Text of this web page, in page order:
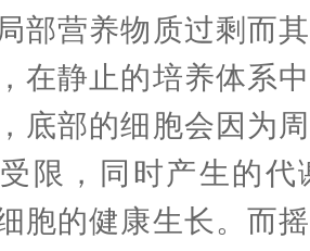
部营养物质过剩而
在静止的培养体系
底部的细胞会因为
限，同时产生的代
胞的健康生长。而